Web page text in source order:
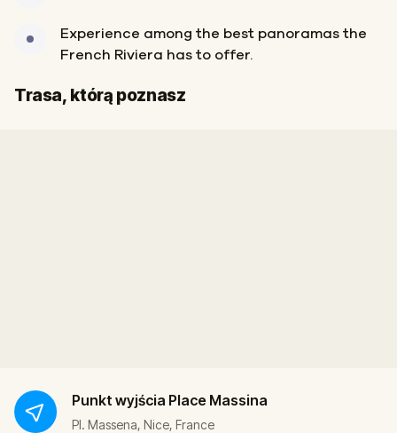
Experience among the best panoramas the
French Riviera has to offer.
Trasa, którą poznasz
Start
Meta
Punkt wyjścia Place Massina
Pl. Massena, Nice, France